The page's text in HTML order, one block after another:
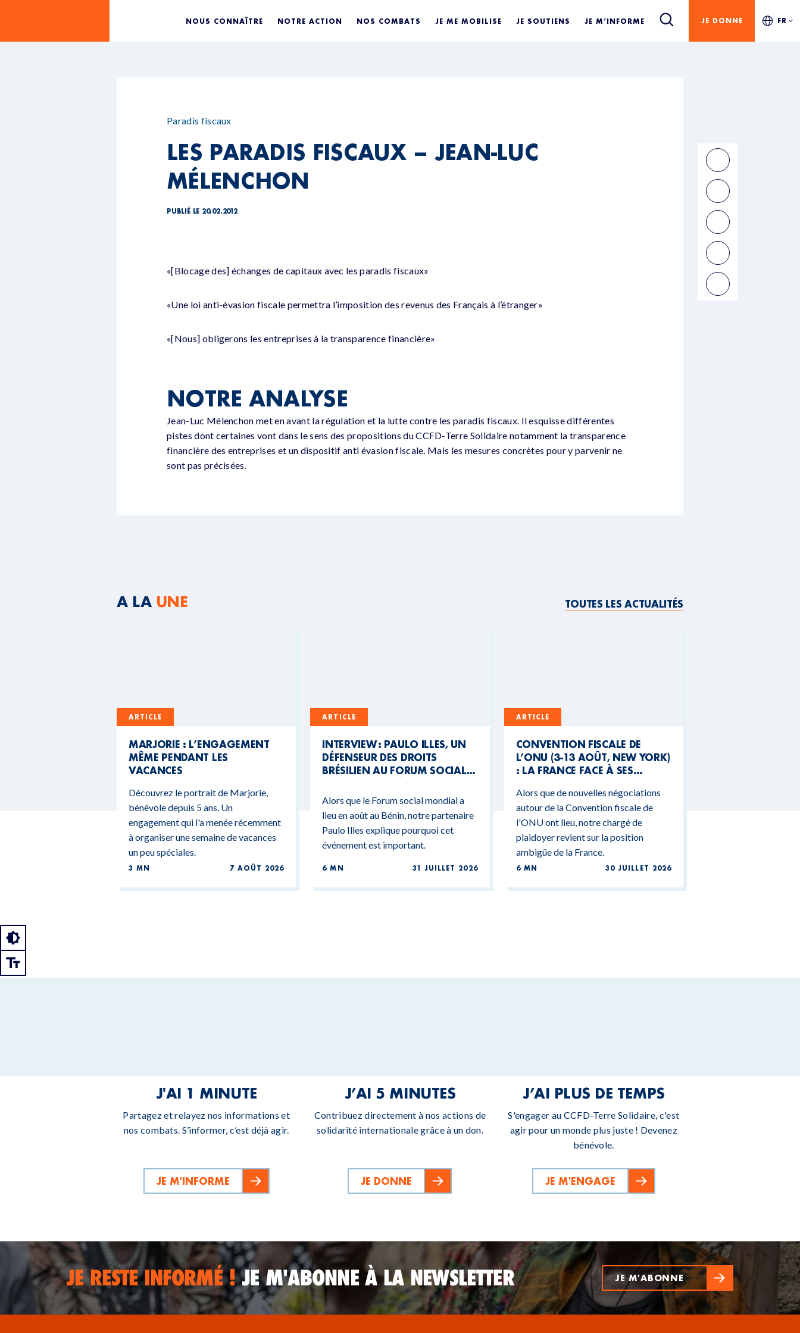
NOUS CONNAÎTRE NOTRE ACTION NOS COMBATS JE ME MOBILISE JE SOUTIENS JE M’INFORME JE DONNE FR
Paradis fiscaux
LES PARADIS FISCAUX – JEAN-LUC
MÉLENCHON
PUBLIÉ LE 20.02.2012
«[Blocage des] échanges de capitaux avec les paradis fiscaux»
«Une loi anti-évasion fiscale permettra l’imposition des revenus des Français à l’étranger»
«[Nous] obligerons les entreprises à la transparence financière»
NOTRE ANALYSE
Jean-Luc Mélenchon met en avant la régulation et la lutte contre les paradis fiscaux. Il esquisse différentes
pistes dont certaines vont dans le sens des propositions du CCFD-Terre Solidaire notamment la transparence
financière des entreprises et un dispositif anti évasion fiscale. Mais les mesures concrètes pour y parvenir ne
sont pas précisées.
A LA UNE TOUTES LES ACTUALITÉS
ARTICLE
MARJORIE : L’ENGAGEMENT
MÊME PENDANT LES
VACANCES
Découvrez le portrait de Marjorie,
bénévole depuis 5 ans. Un
engagement qui l'a menée récemment
à organiser une semaine de vacances
un peu spéciales.
3 MN 7 AOÛT 2026
ARTICLE
INTERVIEW : PAULO ILLES, UN
DÉFENSEUR DES DROITS
BRÉSILIEN AU FORUM SOCIAL
Alors que le Forum social mondial a
lieu en août au Bénin, notre partenaire
Paulo Illes explique pourquoi cet
événement est important.
6 MN 31 JUILLET 2026
ARTICLE
CONVENTION FISCALE DE
L’ONU (3-13 AOÛT, NEW YORK)
: LA FRANCE FACE À SES
BUDGÉTAIRES
Alors que de nouvelles négociations
autour de la Convention fiscale de
l'ONU ont lieu, notre chargé de
plaidoyer revient sur la position
ambigüe de la France.
6 MN 30 JUILLET 2026
J'AI 1 MINUTE
Partagez et relayez nos informations et
nos combats. S’informer, c’est déjà agir.
JE M'INFORME
J’AI 5 MINUTES
Contribuez directement à nos actions de
solidarité internationale grâce à un don.
JE DONNE
J’AI PLUS DE TEMPS
S'engager au CCFD-Terre Solidaire, c'est
agir pour un monde plus juste ! Devenez
bénévole.
JE M'ENGAGE
JE RESTE INFORMÉ !JE M'ABONNE À LA NEWSLETTER JE M'ABONNE